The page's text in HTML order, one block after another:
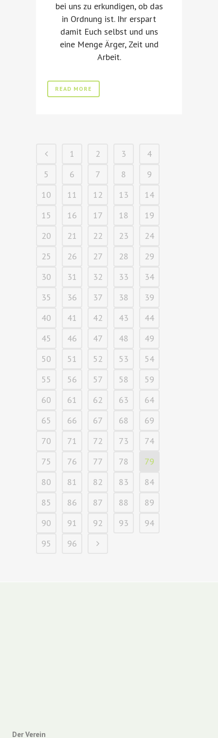
bei uns zu erkundigen, ob das
in Ordnung ist. Ihr erspart
damit Euch selbst und uns
eine Menge Ärger, Zeit und
Arbeit.
READ MORE
1 2 3
4
5
6 7 8
9
10
11 12 13
14
15
16 17 18
19
20
21 22 23
24
25
26 27 28
29
30
31 32 33
34
35
36 37 38
39
40
41 42 43
44
45
46 47 48
49
50
51 52 53
54
55
56 57 58
59
60
61 62 63
64
65
66 67 68
69
70
71 72 73
74
75
76 77 78
79
80
81 82 83
84
85
86 87 88
89
90
91 92 93
94
95
96
Der Verein